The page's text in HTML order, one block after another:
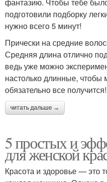
подготовили подборку
нужно всего 5 минут!
Прически на средние
Средняя длина отлично
ведь уже можно
настолько длинные,
обязательно все получится!
читать дальше →
5 простых и
для женской
Красота и здоровье — это